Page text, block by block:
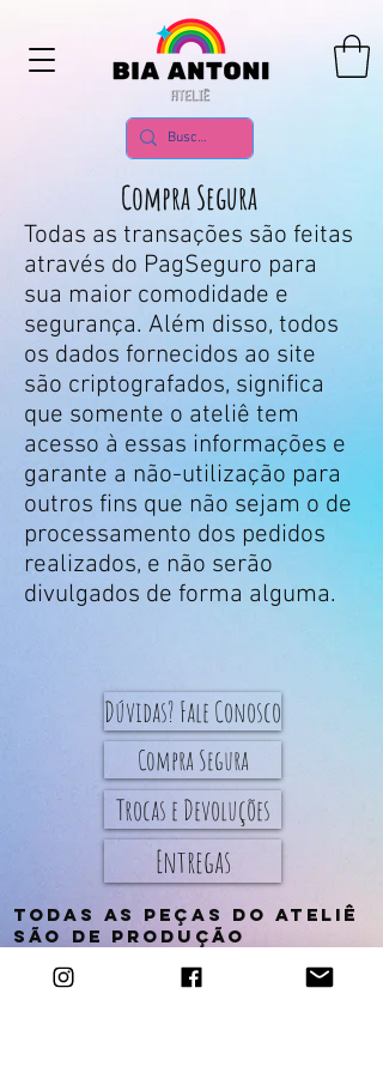
Compra Segura
Todas as transações são feitas
através do PagSeguro para
sua maior comodidade e
segurança. Além disso, todos
os dados fornecidos ao site
são criptografados, significa
que somente o ateliê tem
acesso à essas informações e
garante a não-utilização para
outros fins que não sejam o de
processamento dos pedidos
realizados, e não serão
divulgados de forma alguma.
Dúvidas? Fale Conosco
Compra Segura
Trocas e Devoluções
Entregas
Todas as peças do Ateliê
são de produção
oprazo de confecção e